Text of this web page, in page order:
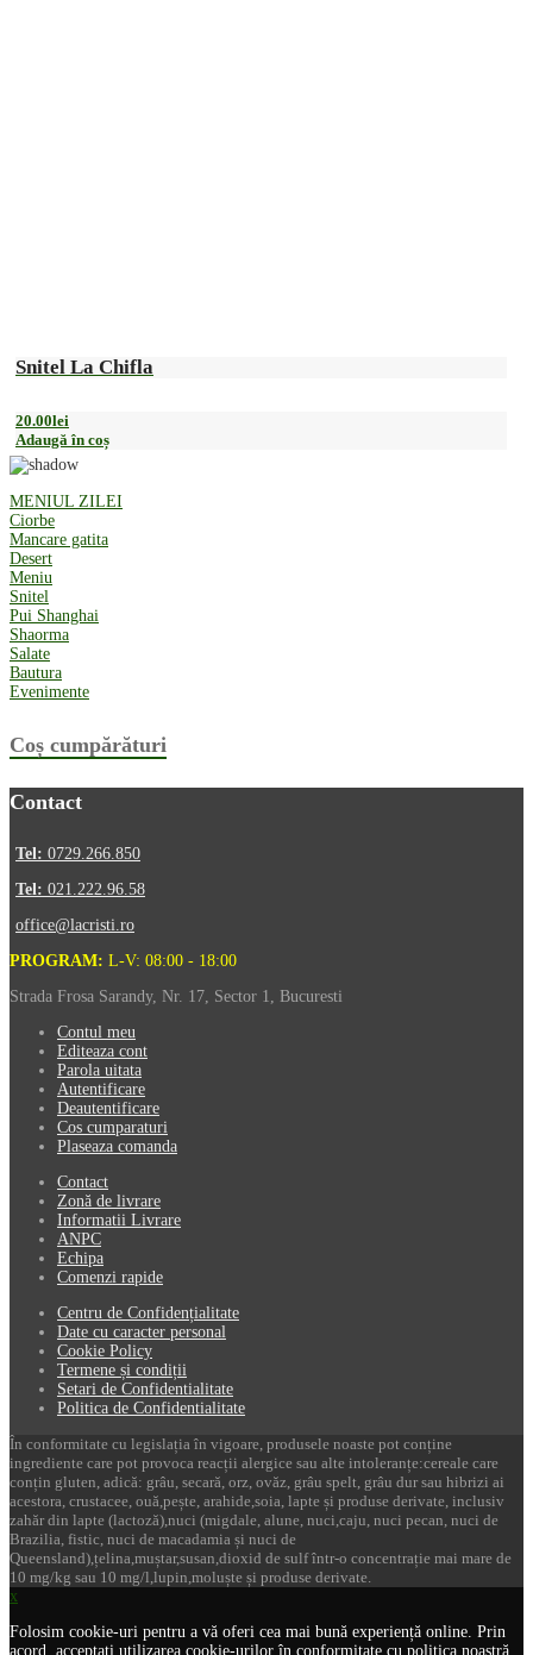
Snitel La Chifla
20.00lei
Adaugă în coș
MENIUL ZILEI
Ciorbe
Mancare gatita
Desert
Meniu
Snitel
Pui Shanghai
Shaorma
Salate
Bautura
Evenimente
Coș cumpărături
Contact
Tel: 0729.266.850
Tel: 021.222.96.58
office@lacristi.ro
PROGRAM: L-V: 08:00 - 18:00
Strada Frosa Sarandy, Nr. 17, Sector 1, Bucuresti
Contul meu
Editeaza cont
Parola uitata
Autentificare
Deautentificare
Cos cumparaturi
Plaseaza comanda
Contact
Zonă de livrare
Informatii Livrare
ANPC
Echipa
Comenzi rapide
Centru de Confidențialitate
Date cu caracter personal
Cookie Policy
Termene și condiții
Setari de Confidentialitate
Politica de Confidentialitate
În conformitate cu legislația în vigoare, produsele noaste pot conține
ingrediente care pot provoca reacții alergice sau alte intoleranțe:cereale care
conțin gluten, adică: grâu, secară, orz, ovăz, grâu spelt, grâu dur sau hibrizi ai
acestora, crustacee, ouă,pește, arahide,soia, lapte și produse derivate, inclusiv
zahăr din lapte (lactoză),nuci (migdale, alune, nuci,caju, nuci pecan, nuci de
Brazilia, fistic, nuci de macadamia și nuci de
Queensland),țelina,muștar,susan,dioxid de sulf într-o concentrație mai mare de
10 mg/kg sau 10 mg/l,lupin,moluște și produse derivate.
x
Folosim cookie-uri pentru a vă oferi cea mai bună experiență online. Prin
acord, acceptați utilizarea cookie-urilor în conformitate cu politica noastră